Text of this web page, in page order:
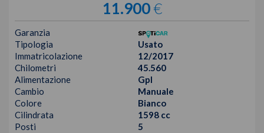
11.900€
Garanzia
Tipologia
Usato
Immatricolazione
12/2017
Chilometri
45.560
Alimentazione
Gpl
Cambio
Manuale
Colore
Bianco
Cilindrata
1598 cc
Posti
5